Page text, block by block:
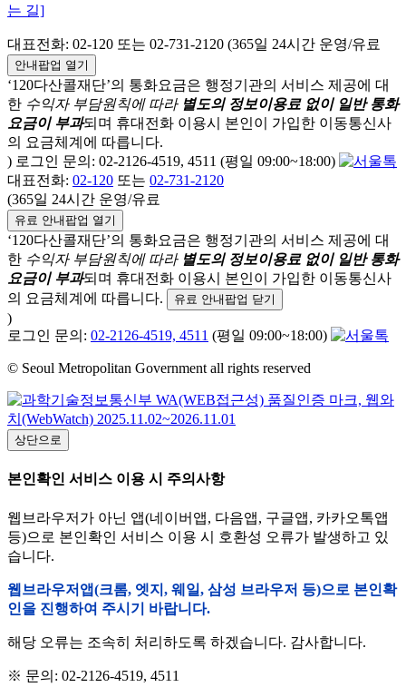
는 길]
대표전화: 02-120 또는 02-731-2120 (365일 24시간 운영/유료
안내팝업 열기
‘120다산콜재단’의 통화요금은 행정기관의 서비스 제공에 대
한 수익자 부담원칙에 따라 별도의 정보이용료 없이 일반 통화
요금이 부과되며 휴대전화 이용시 본인이 가입한 이동통신사
의 요금체계에 따릅니다.
) 로그인 문의: 02-2126-4519, 4511 (평일 09:00~18:00)
대표전화: 02-120 또는 02-731-2120
(365일 24시간 운영/유료
유료 안내팝업 열기
‘120다산콜재단’의 통화요금은 행정기관의 서비스 제공에 대
한 수익자 부담원칙에 따라 별도의 정보이용료 없이 일반 통화
요금이 부과되며 휴대전화 이용시 본인이 가입한 이동통신사
의 요금체계에 따릅니다.
유료 안내팝업 닫기
)
로그인 문의: 02-2126-4519, 4511 (평일 09:00~18:00)
© Seoul Metropolitan Government all rights reserved
상단으로
본인확인 서비스 이용 시 주의사항
웹브라우저가 아닌 앱(네이버앱, 다음앱, 구글앱, 카카오톡앱
등)으로 본인확인 서비스 이용 시 호환성 오류가 발생하고 있
습니다.
웹브라우저앱(크롬, 엣지, 웨일, 삼성 브라우저 등)으로 본인확
인을 진행하여 주시기 바랍니다.
해당 오류는 조속히 처리하도록 하겠습니다. 감사합니다.
※ 문의: 02-2126-4519, 4511